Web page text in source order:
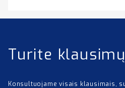
Turite
Konsultuojame visais klausimais,